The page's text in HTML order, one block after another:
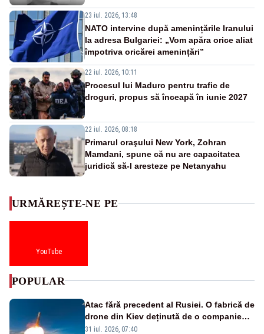
23 iul. 2026, 13:48
NATO intervine după amenințările Iranului
la adresa Bulgariei: „Vom apăra orice aliat
împotriva oricărei amenințări”
22 iul. 2026, 10:11
Procesul lui Maduro pentru trafic de
droguri, propus să înceapă în iunie 2027
22 iul. 2026, 08:18
Primarul oraşului New York, Zohran
Mamdani, spune că nu are capacitatea
juridică să-l aresteze pe Netanyahu
URMĂREȘTE-NE PE
YouTube
POPULAR
Atac fără precedent al Rusiei. O fabrică de
drone din Kiev deținută de o companie
americană, distrusă de o rachetă
31 iul. 2026, 07:40